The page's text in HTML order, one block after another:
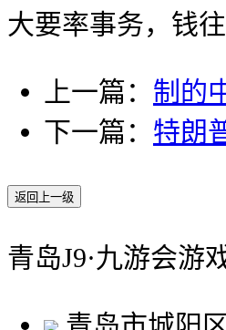
大要率事务，钱
上一篇： 制的
下一篇： 特朗
返回上一级
青岛J9·九游会游